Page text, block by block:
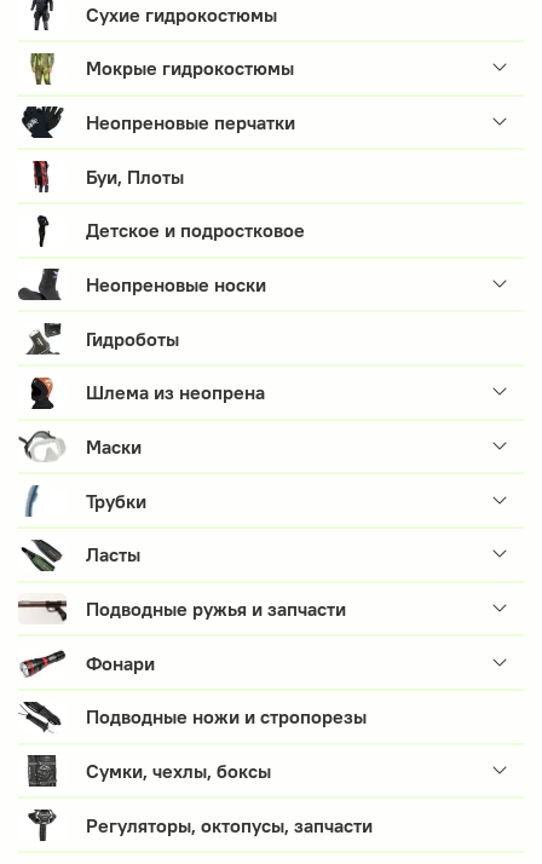
Сухие гидрокостюмы
Мокрые гидрокостюмы
Неопреновые перчатки
Буи, Плоты
Детское и подростковое
Неопреновые носки
Гидроботы
Шлема из неопрена
Маски
Трубки
Ласты
Подводные ружья и запчасти
Фонари
Подводные ножи и стропорезы
Сумки, чехлы, боксы
Регуляторы, октопусы, запчасти